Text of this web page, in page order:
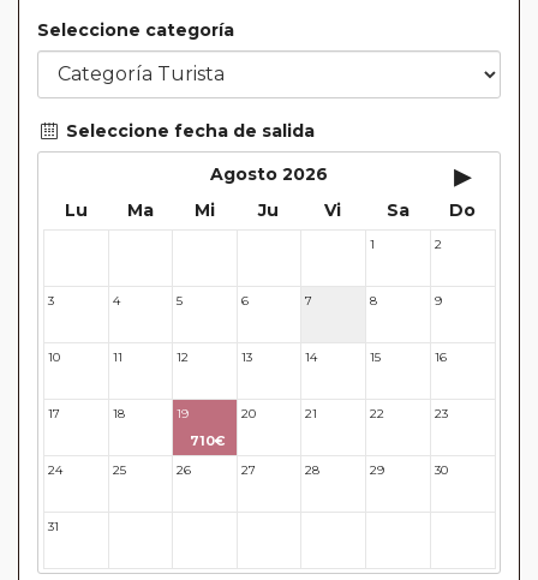
Seleccione categoría
Seleccione fecha de salida
Agosto 2026
▸
Lu Ma Mi Ju Vi Sa Do
1 2
3 4 5 6 7 8 9
10 11 12 13 14 15 16
17 18 19
710€
20 21 22 23
24 25 26 27 28 29 30
31